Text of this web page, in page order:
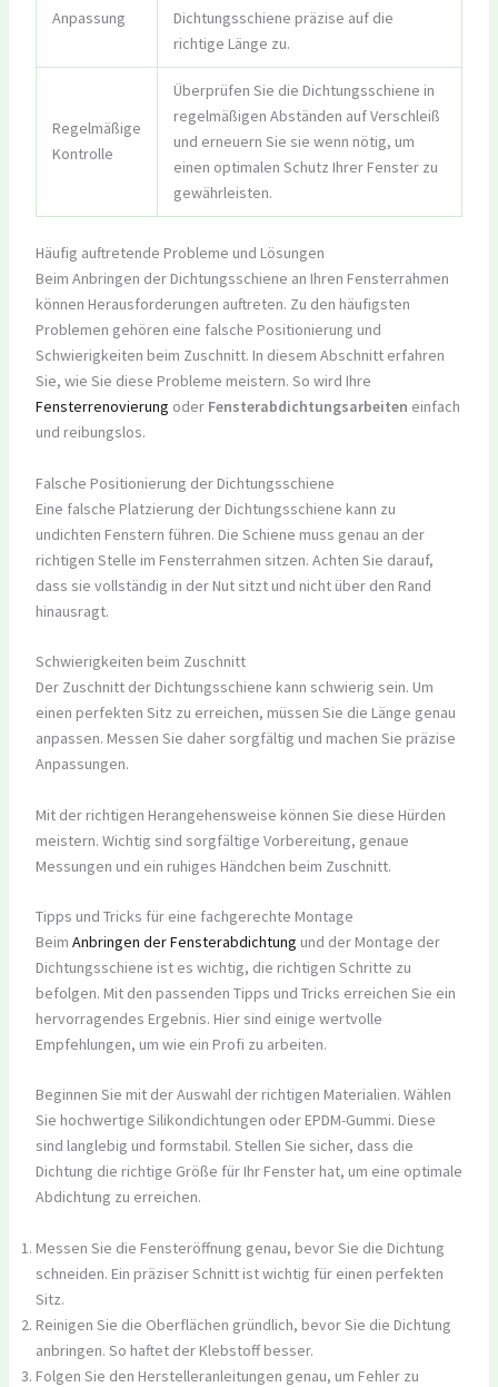
Anpassung
Dichtungsschiene präzise auf die
richtige Länge zu.
Regelmäßige
Kontrolle
Überprüfen Sie die Dichtungsschiene in
regelmäßigen Abständen auf Verschleiß
und erneuern Sie sie wenn nötig, um
einen optimalen Schutz Ihrer Fenster zu
gewährleisten.
Häufig auftretende Probleme und Lösungen
Beim Anbringen der Dichtungsschiene an Ihren Fensterrahmen
können Herausforderungen auftreten. Zu den häufigsten
Problemen gehören eine falsche Positionierung und
Schwierigkeiten beim Zuschnitt. In diesem Abschnitt erfahren
Sie, wie Sie diese Probleme meistern. So wird Ihre
Fensterrenovierung oder Fensterabdichtungsarbeiten einfach
und reibungslos.
Falsche Positionierung der Dichtungsschiene
Eine falsche Platzierung der Dichtungsschiene kann zu
undichten Fenstern führen. Die Schiene muss genau an der
richtigen Stelle im Fensterrahmen sitzen. Achten Sie darauf,
dass sie vollständig in der Nut sitzt und nicht über den Rand
hinausragt.
Schwierigkeiten beim Zuschnitt
Der Zuschnitt der Dichtungsschiene kann schwierig sein. Um
einen perfekten Sitz zu erreichen, müssen Sie die Länge genau
anpassen. Messen Sie daher sorgfältig und machen Sie präzise
Anpassungen.
Mit der richtigen Herangehensweise können Sie diese Hürden
meistern. Wichtig sind sorgfältige Vorbereitung, genaue
Messungen und ein ruhiges Händchen beim Zuschnitt.
Tipps und Tricks für eine fachgerechte Montage
Beim Anbringen der Fensterabdichtung und der Montage der
Dichtungsschiene ist es wichtig, die richtigen Schritte zu
befolgen. Mit den passenden Tipps und Tricks erreichen Sie ein
hervorragendes Ergebnis. Hier sind einige wertvolle
Empfehlungen, um wie ein Profi zu arbeiten.
Beginnen Sie mit der Auswahl der richtigen Materialien. Wählen
Sie hochwertige Silikondichtungen oder EPDM-Gummi. Diese
sind langlebig und formstabil. Stellen Sie sicher, dass die
Dichtung die richtige Größe für Ihr Fenster hat, um eine optimale
Abdichtung zu erreichen.
Messen Sie die Fensteröffnung genau, bevor Sie die Dichtung
schneiden. Ein präziser Schnitt ist wichtig für einen perfekten
Sitz.
Reinigen Sie die Oberflächen gründlich, bevor Sie die Dichtung
anbringen. So haftet der Klebstoff besser.
Folgen Sie den Herstelleranleitungen genau, um Fehler zu